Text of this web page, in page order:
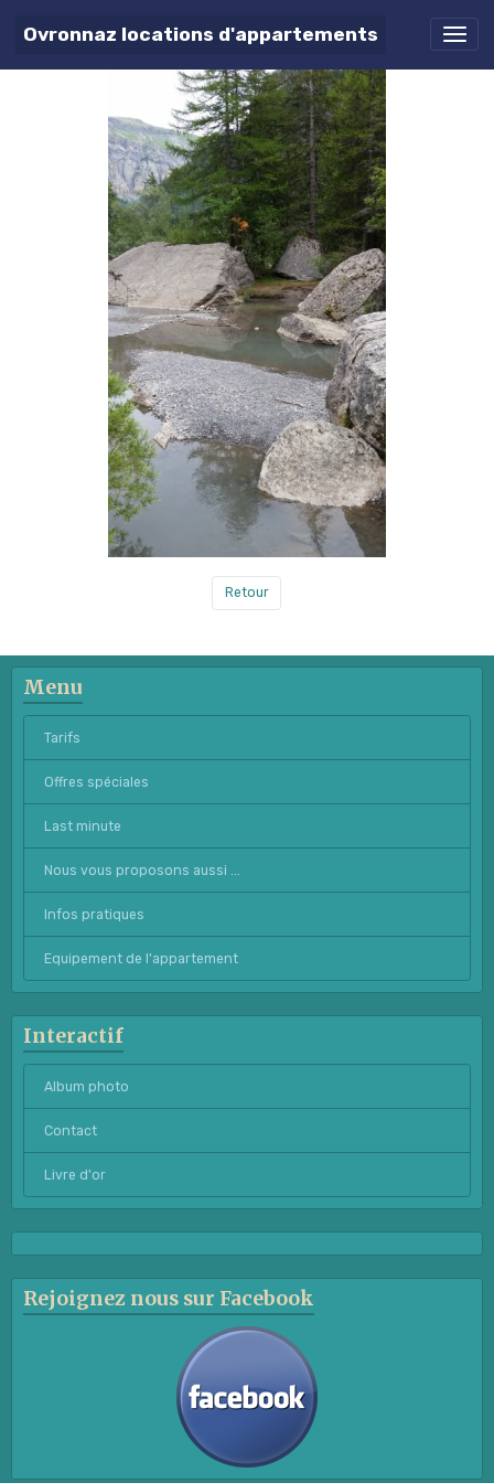
Ovronnaz locations d'appartements
20150726_142129 - Copie
Retour
Menu
Tarifs
Offres spéciales
Last minute
Nous vous proposons aussi ...
Infos pratiques
Equipement de l'appartement
Interactif
Album photo
Contact
Livre d'or
Rejoignez nous sur Facebook